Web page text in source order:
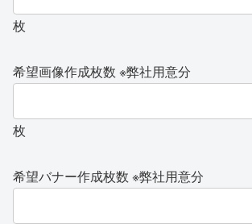
枚
希望画像作成枚数 ※弊社用意分
枚
希望バナー作成枚数 ※弊社用意分